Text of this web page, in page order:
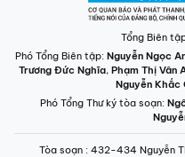
Tổng Biên
Phó Tổng Biên tập: Nguyễn Ngọc
Trương Đức Nghĩa, Phạm Thị Vân
Nguyễn Khắc
Phó Tổng Thư ký tòa soạn:
Tòa soạn : 432-434 Nguyễn